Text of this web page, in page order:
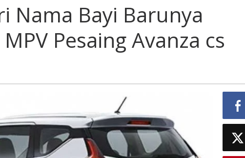
Nama Bayi Barunya
Pesaing Avanza cs